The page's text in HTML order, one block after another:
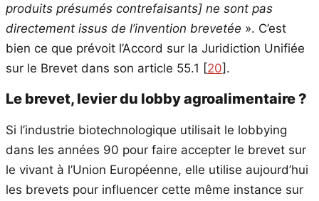
produits présumés contrefaisants] ne sont pas
directement issus de l’invention brevetée ». C’est
bien ce que prévoit l’Accord sur la Juridiction Unifiée
sur le Brevet dans son article 55.1 [20] .
Le brevet, levier du lobby agroalimentaire ?
Si l’industrie biotechnologique utilisait le lobbying
dans les années 90 pour faire accepter le brevet sur
le vivant à l’Union Européenne, elle utilise aujourd’hui
les brevets pour influencer cette même instance sur